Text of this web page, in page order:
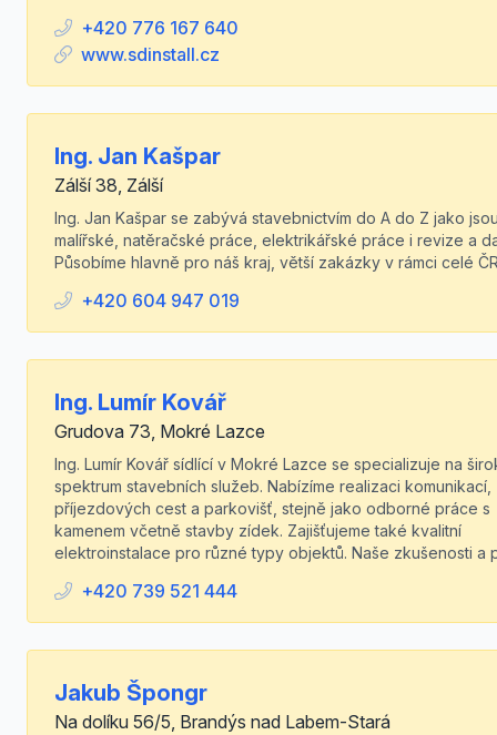
+420 776 167 640
www.sdinstall.cz
Ing. Jan Kašpar
Zálší 38, Zálší
Ing. Jan Kašpar se zabývá stavebnictvím do A do Z jako
malířské, natěračské práce, elektrikářské práce i revize a
Působíme hlavně pro náš kraj, větší zakázky v rámci celé
+420 604 947 019
Ing. Lumír Kovář
Grudova 73, Mokré Lazce
Ing. Lumír Kovář sídlící v Mokré Lazce se specializuje na
spektrum stavebních služeb. Nabízíme realizaci komunikací,
příjezdových cest a parkovišť, stejně jako odborné práce s
kamenem včetně stavby zídek. Zajišťujeme také kvalitní
elektroinstalace pro různé typy objektů. Naše zkušenosti a
+420 739 521 444
Jakub Špongr
Na dolíku 56/5, Brandýs nad Labem-Stará